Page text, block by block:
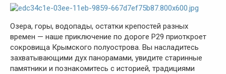
Озера, горы, водопады, остатки крепостей разных
времен — наше приключение по дороге Р29 приоткроет
сокровища Крымского полуострова. Вы насладитесь
захватывающими дух панорамами, увидите старинные
памятники и познакомитесь с историей, традициями